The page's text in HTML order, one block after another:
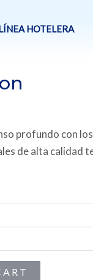
HOTELERA
profundo con
de alta calidad